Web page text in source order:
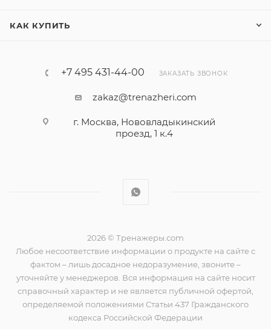
КАК КУПИТЬ
+7 495 431-44-00 ЗАКАЗАТЬ ЗВОНОК
zakaz@trenazheri.com
г. Москва, Нововладыкинский
проезд, 1 к.4
2026 © Тренажеры.com
Любое несоответствие информации о продукте на сайте с
фактом – лишь досадное недоразумение, звоните –
уточняйте у менеджеров. Вся информация на сайте носит
справочный характер и не является публичной офертой,
определяемой положениями Статьи 437 Гражданского
кодекса Российской Федерации